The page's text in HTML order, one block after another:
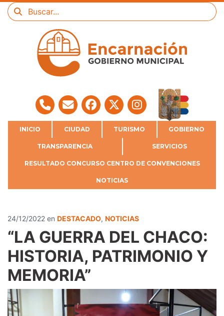
INICIO CIUDAD TURISMO GOBIERNO
TRANSPARENCIA SERVICIOS
RESULTADO CONCURSO CENTRO DE CONVENCIONES
NOTICIAS
24/12/2022 en DESTACADO, NOTICIAS
“LA GUERRA DEL CHACO:
HISTORIA, PATRIMONIO Y
MEMORIA”